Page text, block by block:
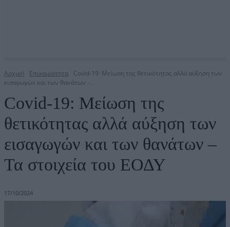
Αρχική Επικαιρότητα
Covid-19: Μείωση της θετικότητας αλλά αύξηση των
εισαγωγών και των θανάτων -...
Covid-19: Μείωση της
θετικότητας αλλά αύξηση των
εισαγωγών και των θανάτων –
Τα στοιχεία του ΕΟΔΥ
17/10/2024